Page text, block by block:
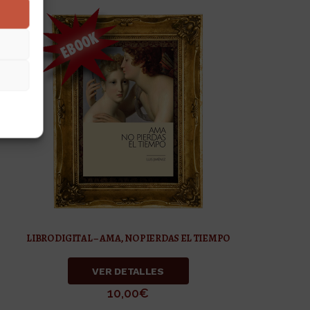
LIBRO DIGITAL – AMA, NO PIERDAS EL TIEMPO
VER DETALLES
10,00€